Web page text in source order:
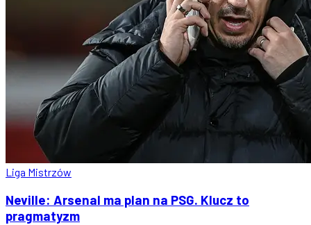
Liga Mistrzów
Neville: Arsenal ma plan na PSG. Klucz to
pragmatyzm